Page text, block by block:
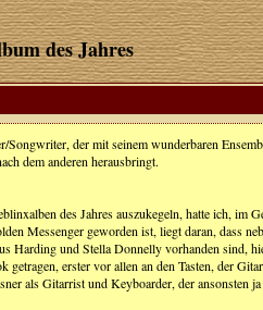
des Jahres
der mit seinem wunderbaren
dem anderen herausbringt.
des Jahres auszukegeln, hatte ich, im
Messenger geworden ist, liegt daran, dass
Harding und Stella Donnelly vorhanden sind,
erster vor allen an den Tasten, der
als Gitarrist und Keyboarder, der ansonsten